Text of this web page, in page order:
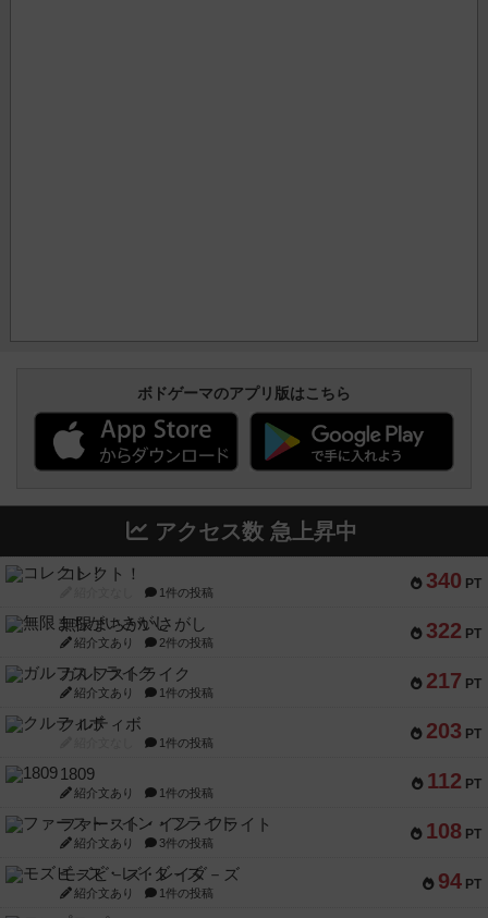
ボドゲーマのアプリ版はこちら
アクセス数 急上昇中
340 PT
コレクト！
1件の投稿
322 PT
無限まちがいさがし
紹介文あり 2件の投稿
217 PT
ガルフストライク
紹介文あり 1件の投稿
203 PT
クルティボ
1件の投稿
112 PT
1809
紹介文あり 1件の投稿
108 PT
ファースト・イン・フライト
紹介文あり 3件の投稿
94 PT
モズビ－ズ・レイダ－ズ
紹介文あり 1件の投稿